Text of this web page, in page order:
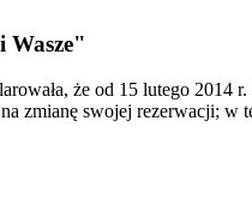
Wasze"
że od 15 lutego 2014
zmianę swojej rezerwacji; w